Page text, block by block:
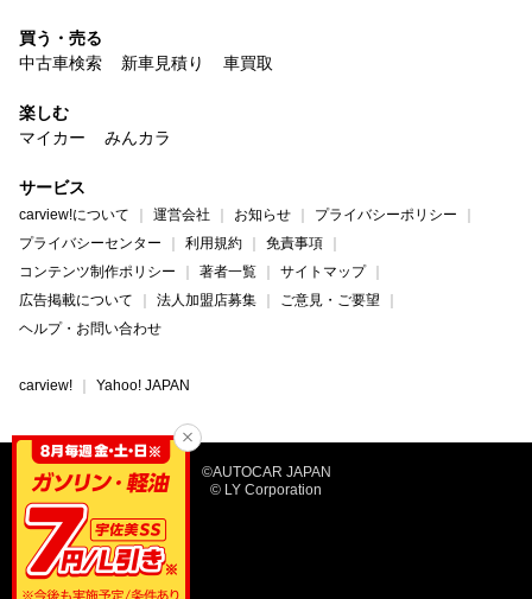
買う・売る
中古車検索
新車見積り 車買取
楽しむ
マイカー
みんカラ
サービス
carview!について 運営会社 お知らせ
プライバシーポリシー
プライバシーセンター
利用規約
免責事項
コンテンツ制作ポリシー
著者一覧
サイトマップ
広告掲載について
法人加盟店募集
ご意見・ご要望
ヘルプ・お問い合わせ
carview! Yahoo! JAPAN
©AUTOCAR JAPAN
© LY Corporation